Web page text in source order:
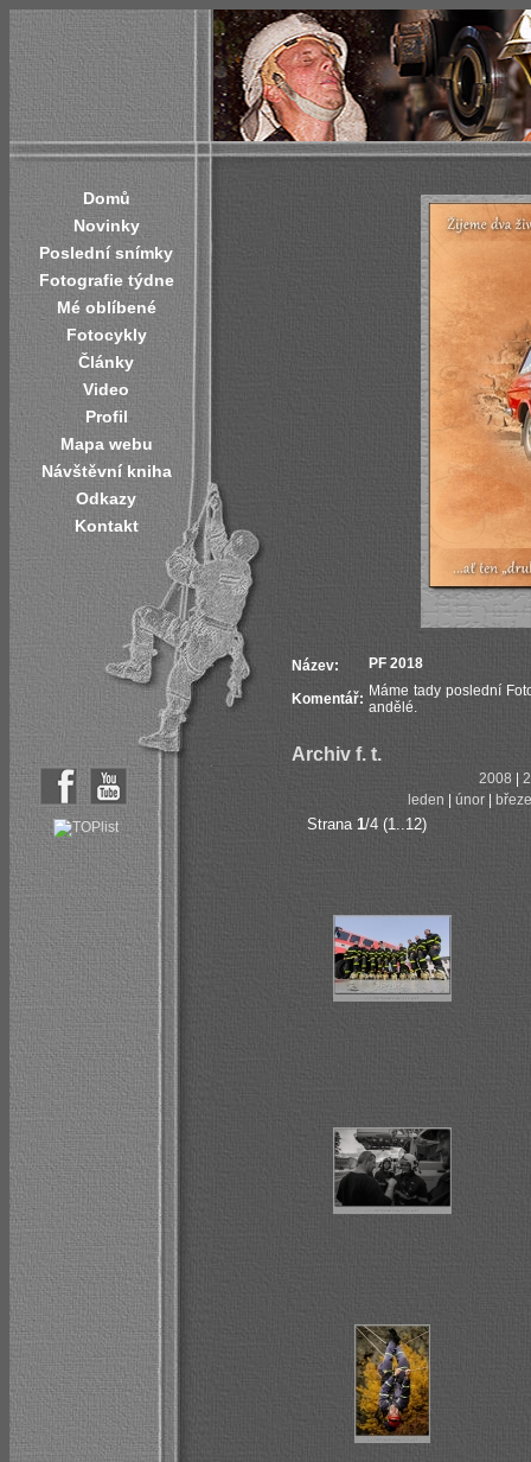
Domů
Novinky
Poslední snímky
Fotografie týdne
Mé oblíbené
Fotocykly
Články
Video
Profil
Mapa webu
Návštěvní kniha
Odkazy
Kontakt
Název: PF 2018
Komentář: Máme tady poslední
andělé.
Archiv f. t.
2008
leden
únor
Strana 1/4 (1..12)